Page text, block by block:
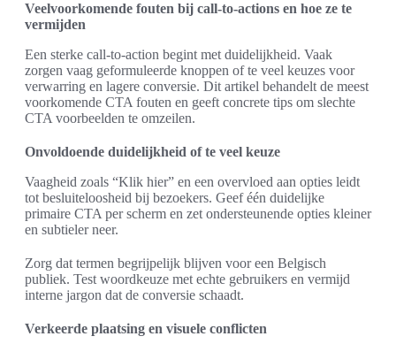
Veelvoorkomende fouten bij call-to-actions en hoe ze te
vermijden
Een sterke call-to-action begint met duidelijkheid. Vaak
zorgen vaag geformuleerde knoppen of te veel keuzes voor
verwarring en lagere conversie. Dit artikel behandelt de meest
voorkomende CTA fouten en geeft concrete tips om slechte
CTA voorbeelden te omzeilen.
Onvoldoende duidelijkheid of te veel keuze
Vaagheid zoals “Klik hier” en een overvloed aan opties leidt
tot besluiteloosheid bij bezoekers. Geef één duidelijke
primaire CTA per scherm en zet ondersteunende opties kleiner
en subtieler neer.
Zorg dat termen begrijpelijk blijven voor een Belgisch
publiek. Test woordkeuze met echte gebruikers en vermijd
interne jargon dat de conversie schaadt.
Verkeerde plaatsing en visuele conflicten